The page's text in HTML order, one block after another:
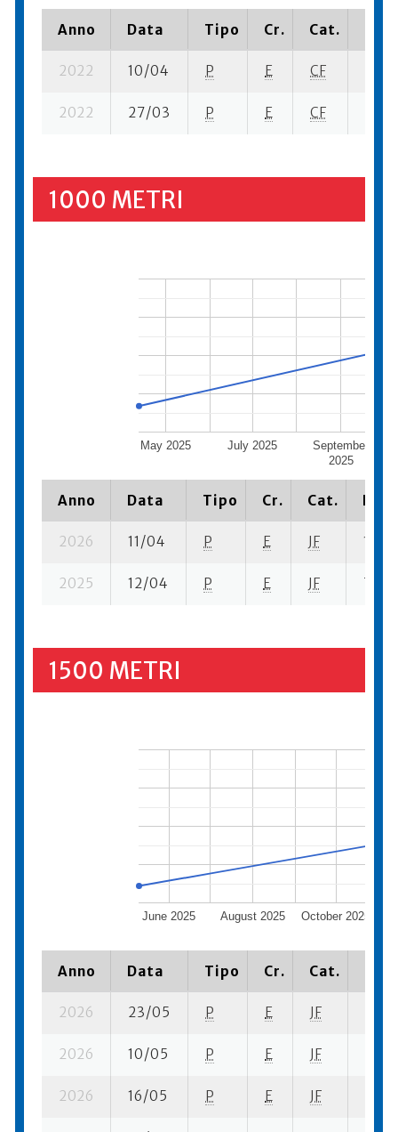
Anno Data Tipo Cr. Cat.
2022 10/04 P E CF
2022 27/03 P E CF
1000 METRI
May 2025 July 2025
September
2025
Anno Data Tipo Cr. Cat.
2026 11/04 P E JF 10
2025 12/04 P E JF 7 se-
1500 METRI
June 2025 August 2025 October 2025
Anno Data Tipo Cr. Cat.
2026 23/05 P E JF
2026 10/05 P E JF
2026 16/05 P E JF